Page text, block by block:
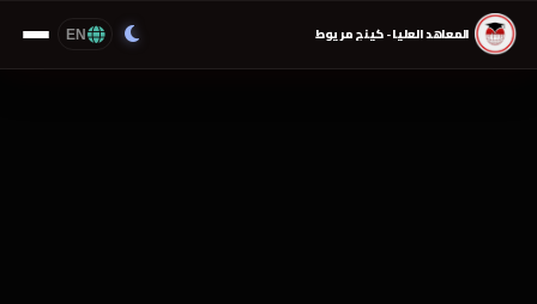
المعاهد العليا - كينج مريوط EN